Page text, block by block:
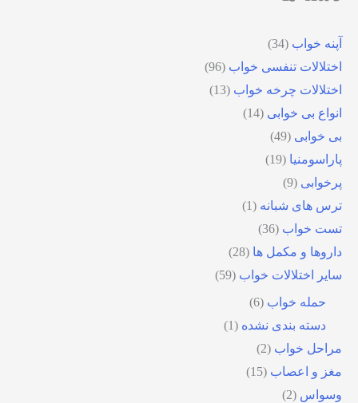
آپنه خواب (34)
اختلالات تنفسی خواب (96)
اختلالات چرخه خواب (13)
انواع بی خوابی (14)
بی خوابی (49)
پاراسومنیا (19)
پرخوابی (9)
ترس های شبانه (1)
تست خواب (36)
داروها و مکمل ها (28)
سایر اختلالات خواب (59)
حمله خواب (6)
دسته بندی نشده (1)
مراحل خواب (2)
مغز و اعصاب (15)
وسواس (2)